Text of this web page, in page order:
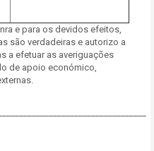
e para os devidos efeitos,
são verdadeiras e autorizo a
a efetuar as averiguações
de apoio económico,